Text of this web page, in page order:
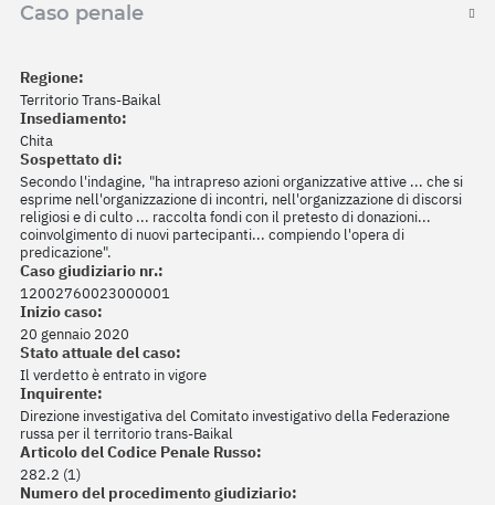
Caso penale
Regione:
Territorio Trans-Baikal
Insediamento:
Chita
Sospettato di:
Secondo l'indagine, "ha intrapreso azioni organizzative attive ... che si
esprime nell'organizzazione di incontri, nell'organizzazione di discorsi
religiosi e di culto ... raccolta fondi con il pretesto di donazioni...
coinvolgimento di nuovi partecipanti... compiendo l'opera di
predicazione".
Caso giudiziario nr.:
12002760023000001
Inizio caso:
20 gennaio 2020
Stato attuale del caso:
Il verdetto è entrato in vigore
Inquirente:
Direzione investigativa del Comitato investigativo della Federazione
russa per il territorio trans-Baikal
Articolo del Codice Penale Russo:
282.2 (1)
Numero del procedimento giudiziario: